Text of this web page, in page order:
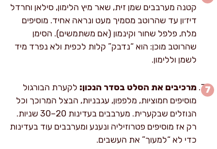
קטנה מערבבים שמן זית, שאר מיץ הלימון, סילאן וחרדל
דיז׳ון עד שהרוטב מסמיך מעט ונראה אחיד. מוסיפים
מלח, פלפל שחור וקינמון (אם משתמשים). הסימן
שהרוטב מוכן: הוא “נדבק” קלות לכפית ולא נפרד מיד
לשמן וללימון.
מרכיבים את הסלט בסדר הנכון: לקערת הבורגול
מוסיפים חמוציות, מלפפון, עגבניות, הבצל המרוכך וכל
הנוזלים שבקערית. מערבבים בעדינות 20–30 שניות.
רק אז מוסיפים פטרוזיליה ונענע ומערבבים עוד בעדינות
כדי לא “למעוך” את העשבים.